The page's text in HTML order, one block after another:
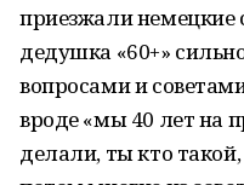
приезжали
дедушка «60+»
вопросами и
вроде «мы 40 лет на
делали, ты кто